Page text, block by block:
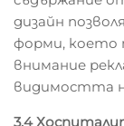
дизайн
форми, което
внимание
видимостта
3.4